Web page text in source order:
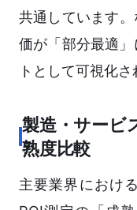
共通しています
価が「部分最適
トとして可視化さ
製造・サービ
熟度比較
主要業界におけ